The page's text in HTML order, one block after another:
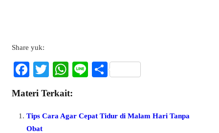
Share yuk:
Fa
ce
bo
ok
T
wi
tte
r
W
ts
A
Li S
Materi Terkait:
Tips Cara Agar Cepat Tidur di Malam Hari Tanpa
Obat